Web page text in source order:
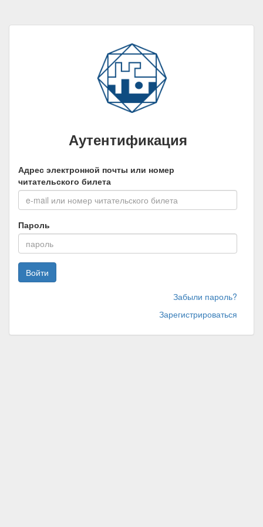
Аутентификация
Адрес электронной почты или номер
читательского билета
Пароль
Войти
Забыли пароль?
Зарегистрироваться